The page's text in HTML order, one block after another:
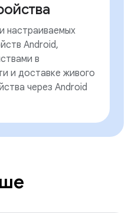
настраиваемых
Android,
в
и доставке живого
через Android